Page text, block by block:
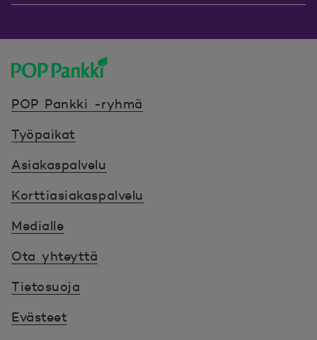
POP Pankki -ryhmä
Työpaikat
Asiakaspalvelu
Korttiasiakaspalvelu
Medialle
Ota yhteyttä
Tietosuoja
Evästeet